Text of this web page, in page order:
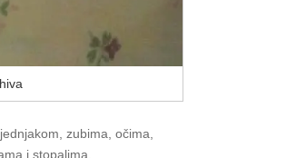
zubima, očima,
i stopalima.